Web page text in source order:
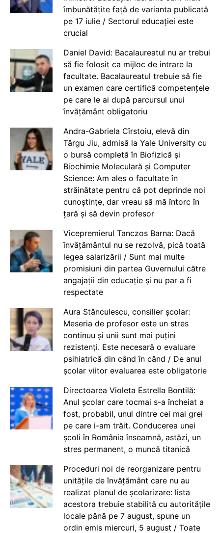
îmbunătățite față de varianta publicată
pe 17 iulie / Sectorul educației este
crucial
Daniel David: Bacalaureatul nu ar trebui
să fie folosit ca mijloc de intrare la
facultate. Bacalaureatul trebuie să fie
un examen care certifică competențele
pe care le ai după parcursul unui
învățământ obligatoriu
Andra-Gabriela Cîrstoiu, elevă din
Târgu Jiu, admisă la Yale University cu
o bursă completă în Biofizică și
Biochimie Moleculară și Computer
Science: Am ales o facultate în
străinătate pentru că pot deprinde noi
cunoștințe, dar vreau să mă întorc în
țară și să devin profesor
Vicepremierul Tanczos Barna: Dacă
învățământul nu se rezolvă, pică toată
legea salarizării / Sunt mai multe
promisiuni din partea Guvernului către
angajații din educație și nu par a fi
respectate
Aura Stănculescu, consilier școlar:
Meseria de profesor este un stres
continuu și unii sunt mai puțini
rezistenți. Este necesară o evaluare
psihiatrică din când în când / De anul
școlar viitor evaluarea este obligatorie
Directoarea Violeta Estrella Bontilă:
Anul școlar care tocmai s-a încheiat a
fost, probabil, unul dintre cei mai grei
pe care i-am trăit. Conducerea unei
școli în România înseamnă, astăzi, un
stres permanent, o muncă titanică
Proceduri noi de reorganizare pentru
unitățile de învățământ care nu au
realizat planul de școlarizare: lista
acestora trebuie stabilită cu autoritățile
locale până pe 7 august, spune un
ordin emis miercuri, 5 august / Toate